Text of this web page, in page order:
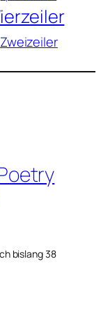
Zweizeiler
bislang 38